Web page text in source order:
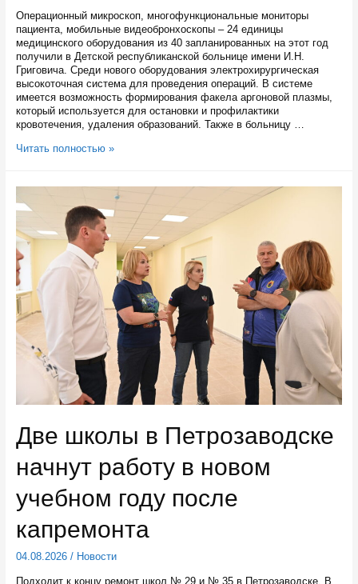
Операционный микроскоп, многофункциональные мониторы
пациента, мобильные видеобронхоскопы – 24 единицы
медицинского оборудования из 40 запланированных на этот год
получили в Детской республиканской больнице имени И.Н.
Григовича. Среди нового оборудования электрохирургическая
высокоточная система для проведения операций. В системе
имеется возможность формирования факела аргоновой плазмы,
который используется для остановки и профилактики
кровотечения, удаления образований. Также в больницу …
Электрохирургическая
для
операций
в
Детскую
республиканскую
больницу
Карелии
Читать полностью »
Две школы в Петрозаводске
начнут работу в новом
учебном году после
капремонта
04.08.2026/ Новости
Подходит к концу ремонт школ № 29 и № 35 в Петрозаводске. В